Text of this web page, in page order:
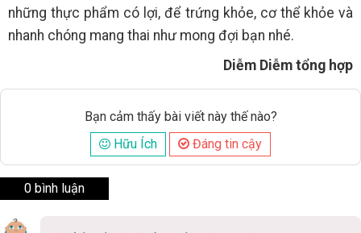
những thực phẩm có lợi, để trứng khỏe, cơ thể khỏe và
nhanh chóng mang thai như mong đợi bạn nhé.
Diễm Diễm tổng hợp
Bạn cảm thấy bài viết này thế nào?
Hữu Ích
Đáng tin cậy
0 bình luận